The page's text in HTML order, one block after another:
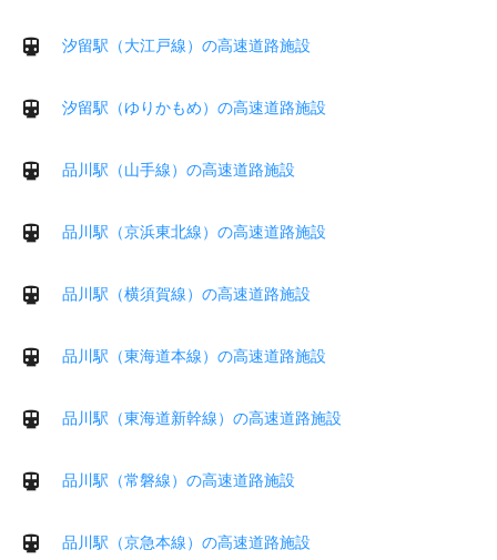
汐留駅（大江戸線）の高速道路施設
汐留駅（ゆりかもめ）の高速道路施設
品川駅（山手線）の高速道路施設
品川駅（京浜東北線）の高速道路施設
品川駅（横須賀線）の高速道路施設
品川駅（東海道本線）の高速道路施設
品川駅（東海道新幹線）の高速道路施設
品川駅（常磐線）の高速道路施設
品川駅（京急本線）の高速道路施設